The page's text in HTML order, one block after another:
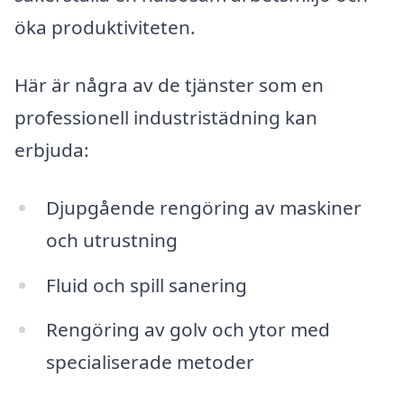
öka produktiviteten.
Här är några av de tjänster som en
professionell industristädning kan
erbjuda:
Djupgående rengöring av maskiner
och utrustning
Fluid och spill sanering
Rengöring av golv och ytor med
specialiserade metoder